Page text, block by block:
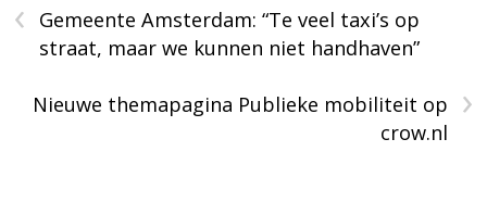
‹
Gemeente Amsterdam: “Te veel taxi’s op
straat, maar we kunnen niet handhaven”
›
Nieuwe themapagina Publieke mobiliteit op
crow.nl